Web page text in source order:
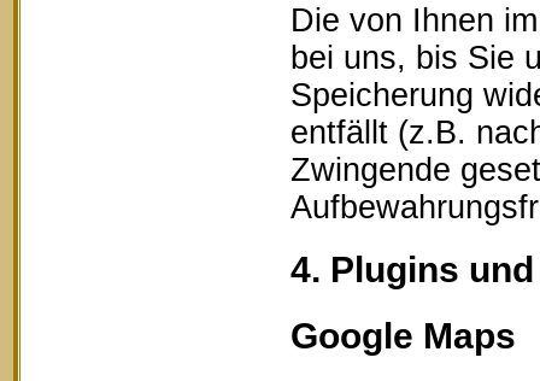
Die von Ihnen
bei uns, bis Sie
Speicherung
entfällt (z.B.
Zwingende
4. Plugins
Google Maps